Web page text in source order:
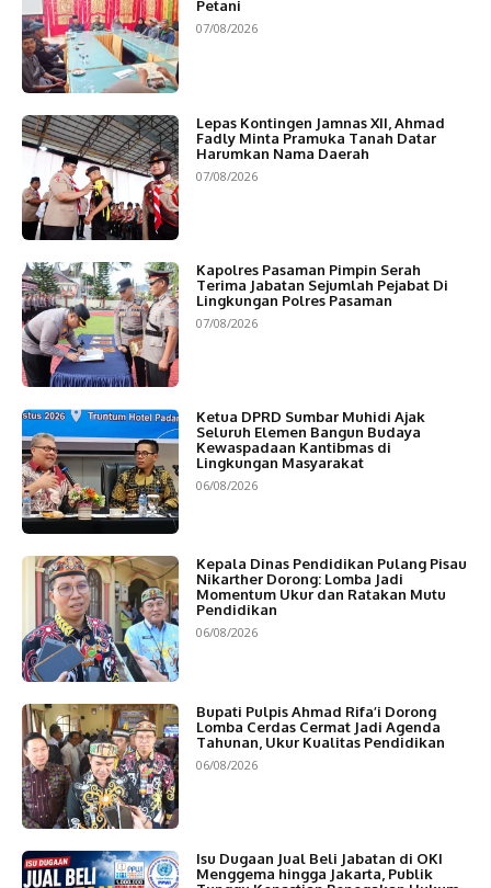
Petani
07/08/2026
Lepas Kontingen Jamnas XII, Ahmad
Fadly Minta Pramuka Tanah Datar
Harumkan Nama Daerah
07/08/2026
Kapolres Pasaman Pimpin Serah
Terima Jabatan Sejumlah Pejabat Di
Lingkungan Polres Pasaman
07/08/2026
Ketua DPRD Sumbar Muhidi Ajak
Seluruh Elemen Bangun Budaya
Kewaspadaan Kantibmas di
Lingkungan Masyarakat
06/08/2026
Kepala Dinas Pendidikan Pulang Pisau
Nikarther Dorong: Lomba Jadi
Momentum Ukur dan Ratakan Mutu
Pendidikan
06/08/2026
Bupati Pulpis Ahmad Rifa’i Dorong
Lomba Cerdas Cermat Jadi Agenda
Tahunan, Ukur Kualitas Pendidikan
06/08/2026
Isu Dugaan Jual Beli Jabatan di OKI
Menggema hingga Jakarta, Publik